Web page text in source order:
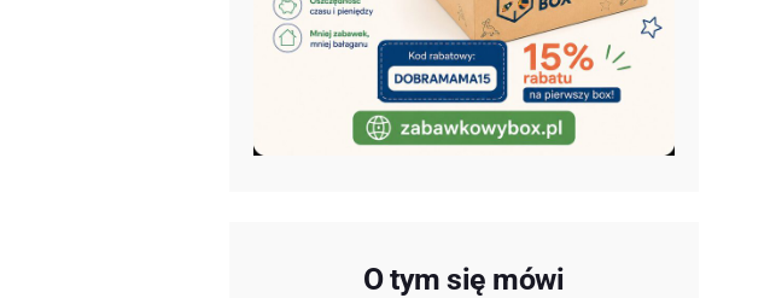
O tym się mówi